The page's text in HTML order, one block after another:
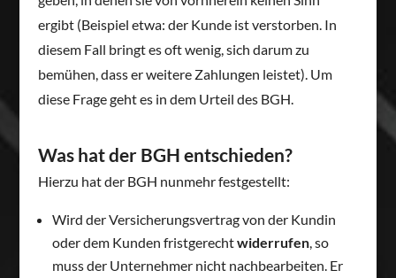
ergibt (Beispiel etwa: der Kunde ist verstorben. In
diesem Fall bringt es oft wenig, sich darum zu
bemühen, dass er weitere Zahlungen leistet). Um
diese Frage geht es in dem Urteil des BGH.
Was hat der BGH entschieden?
Hierzu hat der BGH nunmehr festgestellt:
Wird der Versicherungsvertrag von der Kundin
oder dem Kunden fristgerechtwiderrufen, so
muss der Unternehmer nicht nachbearbeiten. Er